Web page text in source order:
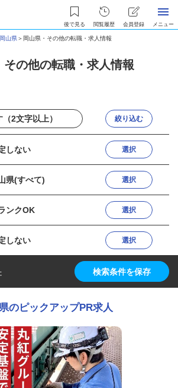
後で見る 閲覧履歴 会員登録 メニュー
岡山県＞ 岡山県・その他の転職・求人情報
その他の転職・求人情報
絞り込む
しない 選択
県(すべて) 選択
ンクOK 選択
しない 選択
検索条件を保存
のピックアップPR求人